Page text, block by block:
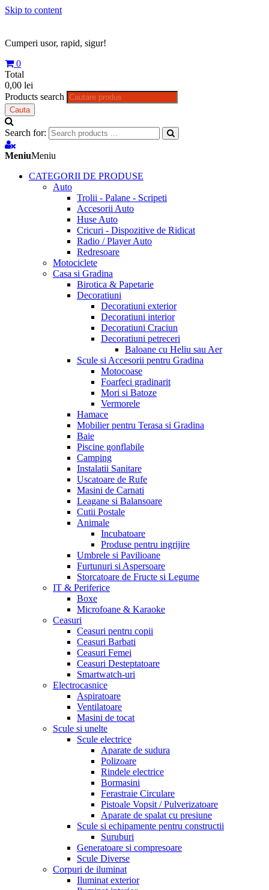
Skip to content
Cumperi usor, rapid, sigur!
0
Total
0,00 lei
Products search
Cauta
Search for:
MeniuMeniu
CATEGORII DE PRODUSE
Auto
Trolii - Palane - Scripeti
Accesorii Auto
Huse Auto
Cricuri - Dispozitive de Ridicat
Radio / Player Auto
Redresoare
Motociclete
Casa si Gradina
Birotica & Papetarie
Decoratiuni
Decoratiuni exterior
Decoratiuni interior
Decoratiuni Craciun
Decoratiuni petreceri
Baloane cu Heliu sau Aer
Scule si Accesorii pentru Gradina
Motocoase
Foarfeci gradinarit
Mori si Batoze
Vermorele
Hamace
Mobilier pentru Terasa si Gradina
Baie
Piscine gonflabile
Camping
Instalatii Sanitare
Uscatoare de Rufe
Masini de Carnati
Leagane si Balansoare
Cutii Postale
Animale
Incubatoare
Produse pentru ingrijire
Umbrele si Pavilioane
Furtunuri si Aspersoare
Storcatoare de Fructe si Legume
IT & Periferice
Boxe
Microfoane & Karaoke
Ceasuri
Ceasuri pentru copii
Ceasuri Barbati
Ceasuri Femei
Ceasuri Desteptatoare
Smartwatch-uri
Electrocasnice
Aspiratoare
Ventilatoare
Masini de tocat
Scule si unelte
Scule electrice
Aparate de sudura
Polizoare
Rindele electrice
Bormasini
Ferastraie Circulare
Pistoale Vopsit / Pulverizatoare
Aparate de spalat cu presiune
Scule si echipamente pentru constructii
Suruburi
Generatoare si compresoare
Scule Diverse
Corpuri de iluminat
Iluminat exterior